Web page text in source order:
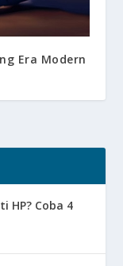
Era Modern
HP? Coba 4